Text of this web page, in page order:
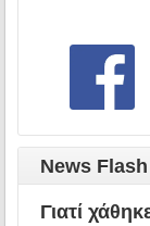
News Flash
Γιατί